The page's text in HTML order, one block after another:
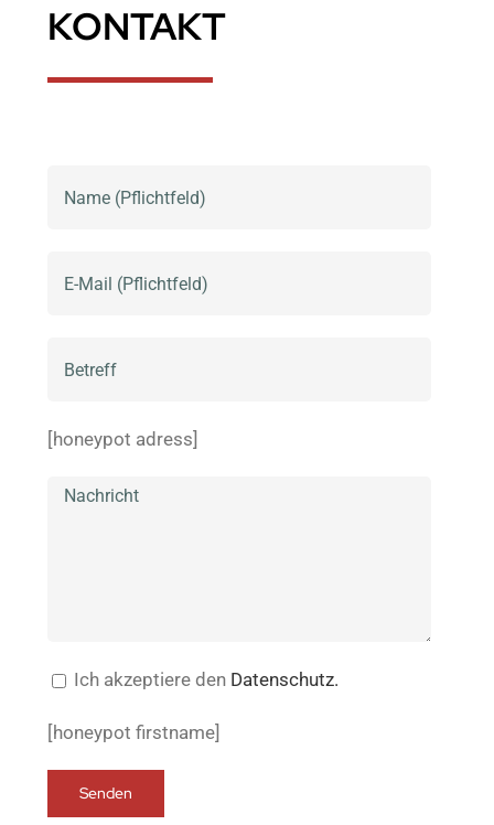
KONTAKT
[honeypot adress]
Ich akzeptiere den Datenschutz.
[honeypot firstname]